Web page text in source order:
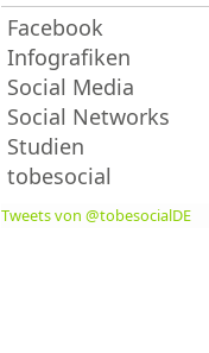
Facebook
Infografiken
Social Media
Social Networks
Studien
tobesocial
Tweets von @tobesocialDE